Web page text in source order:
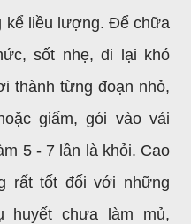
kể liều lượng. Để chữa
sốt nhẹ, đi lại khó
thành từng đoạn nhỏ,
giấm, gói vào vải
5 - 7 lần là khỏi. Cao
rất tốt đối với những
huyết chưa làm mủ,